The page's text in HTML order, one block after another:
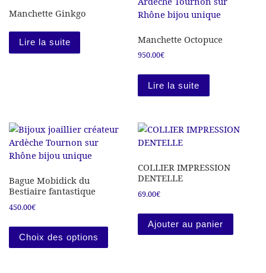
Manchette Ginkgo
Lire la suite Manchette Octopuce
950.00€
Lire la suite
Bague Mobidick du
Bestiaire fantastique
450.00€
Choix des options
Ce produit a plusieurs variations.
COLLIER IMPRESSION
DENTELLE
69.00€
Ajouter au panier